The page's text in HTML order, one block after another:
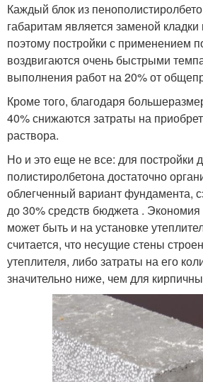
Каждый блок из
габаритам является заменой кладки
поэтому постройки с применением
воздвигаются очень быстрыми
выполнения работ на 20% от
Кроме того, благодаря
40% снижаются затраты на
раствора.
Но и это еще не все: для постройки
полистиролбетона достаточно
облегченный вариант фундамента,
до 30% средств бюджета .
может быть и на установке
считается, что несущие стены
утеплителя, либо затраты на его
значительно ниже, чем для